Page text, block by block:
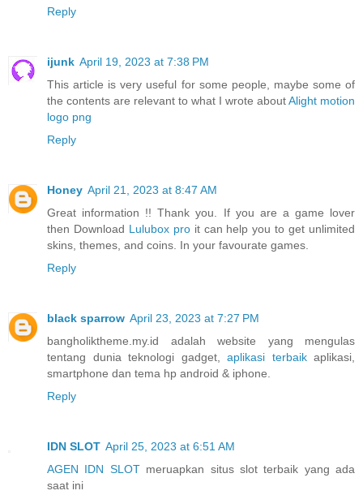
Reply
ijunk April 19, 2023 at 7:38 PM
This article is very useful for some people, maybe some of
the contents are relevant to what I wrote aboutAlight motion
logo png
Reply
Honey April 21, 2023 at 8:47 AM
Great information !! Thank you. If you are a game lover
then Download Lulubox proit can help you to get unlimited
skins, themes, and coins. In your favourate games.
Reply
black sparrow April 23, 2023 at 7:27 PM
bangholiktheme.my.id adalah website yang mengulas
tentang dunia teknologi gadget, aplikasi terbaik aplikasi,
smartphone dan tema hp android & iphone.
Reply
IDN SLOT April 25, 2023 at 6:51 AM
AGEN IDN SLOTmeruapkan situs slot terbaik yang ada
saat ini